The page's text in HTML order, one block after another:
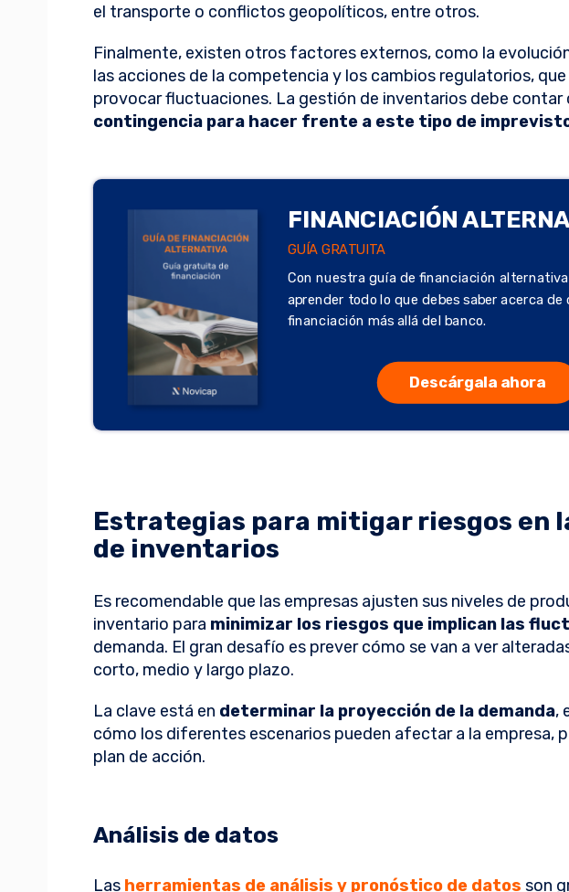
el transporte o conflictos geopolíticos, entre otros.
Finalmente, existen otros factores externos, como la
las acciones de la competencia y los cambios regulatorios,
provocar fluctuaciones. La gestión de inventarios debe contar
contingencia para hacer frente a este tipo de
Con nuestra guía de financiación
aprender todo lo que debes saber acerca de
financiación más allá del banco.
FINANCIACIÓN
GUÍA GRATUITA
Descárgala ahora
Estrategias para mitigar riesgos en
de inventarios
Es recomendable que las empresas ajusten sus niveles de
inventario para minimizar los riesgos que implican las
demanda. El gran desafío es prever cómo se van a ver
corto, medio y largo plazo.
La clave está en determinar la proyección de la demanda,
cómo los diferentes escenarios pueden afectar a la empresa,
plan de acción.
Análisis de datos
Las herramientas de análisis y pronóstico de datos son